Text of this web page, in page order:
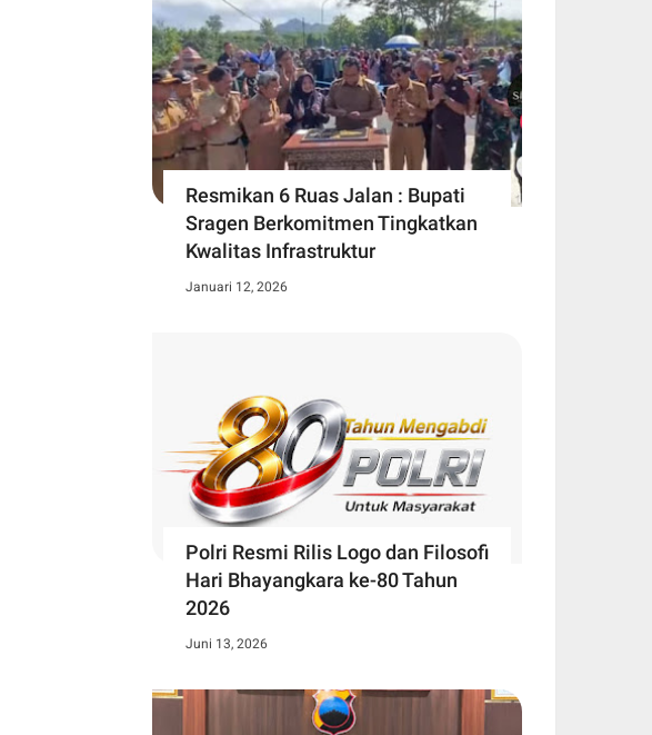
Resmikan 6 Ruas Jalan : Bupati
Sragen Berkomitmen Tingkatkan
Kwalitas Infrastruktur
Januari 12, 2026
Polri Resmi Rilis Logo dan Filosofi
Hari Bhayangkara ke-80 Tahun
2026
Juni 13, 2026